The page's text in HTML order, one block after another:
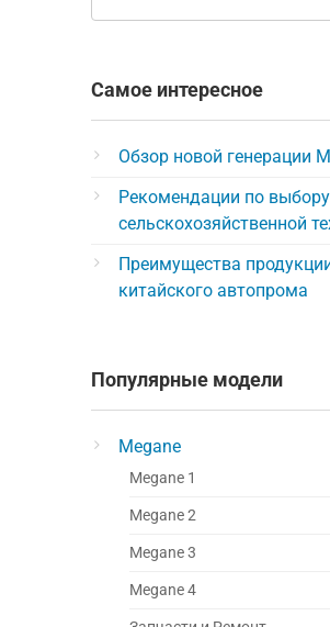
Самое интересное
Обзор новой генерации
Рекомендации по
сельскохозяйственной
Преимущества
китайского автопрома
Популярные модели
Megane
Megane 1
Megane 2
Megane 3
Megane 4